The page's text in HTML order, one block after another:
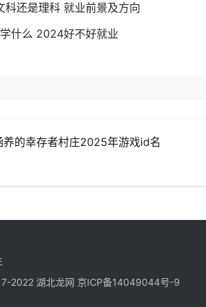
还是理科 就业前景及方向
什么 2024好不好就业
养的幸存者村庄2025年游戏id名
2022 湖北龙网 京ICP备14049044号-9